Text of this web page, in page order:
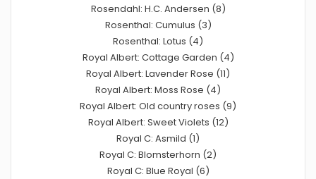
Rosendahl: H.C. Andersen (8)
Rosenthal: Cumulus (3)
Rosenthal: Lotus (4)
Royal Albert: Cottage Garden (4)
Royal Albert: Lavender Rose (11)
Royal Albert: Moss Rose (4)
Royal Albert: Old country roses (9)
Royal Albert: Sweet Violets (12)
Royal C: Asmild (1)
Royal C: Blomsterhorn (2)
Royal C: Blue Royal (6)